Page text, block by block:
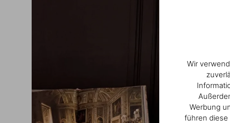
Wir
Werbung
führen diese